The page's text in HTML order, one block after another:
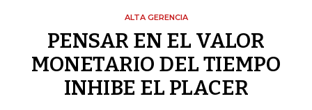
ALTA GERENCIA
PENSAR EN EL VALOR
MONETARIO DEL TIEMPO
INHIBE EL PLACER